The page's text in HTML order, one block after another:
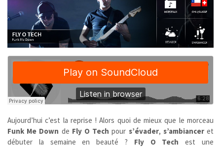
Aujourd’hui c’est la reprise ! Alors quoi de mieux que le morceau
Funk Me Down de Fly O Tech pour s’évader, s’ambianceret
débuter la semaine en beauté ? Fly O Tech est une